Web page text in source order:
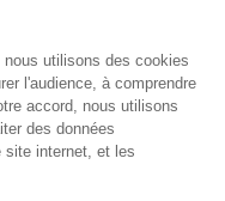
à
du
nous utilisons des cookies
l'audience, à comprendre
accord, nous utilisons
des données
site internet, et les